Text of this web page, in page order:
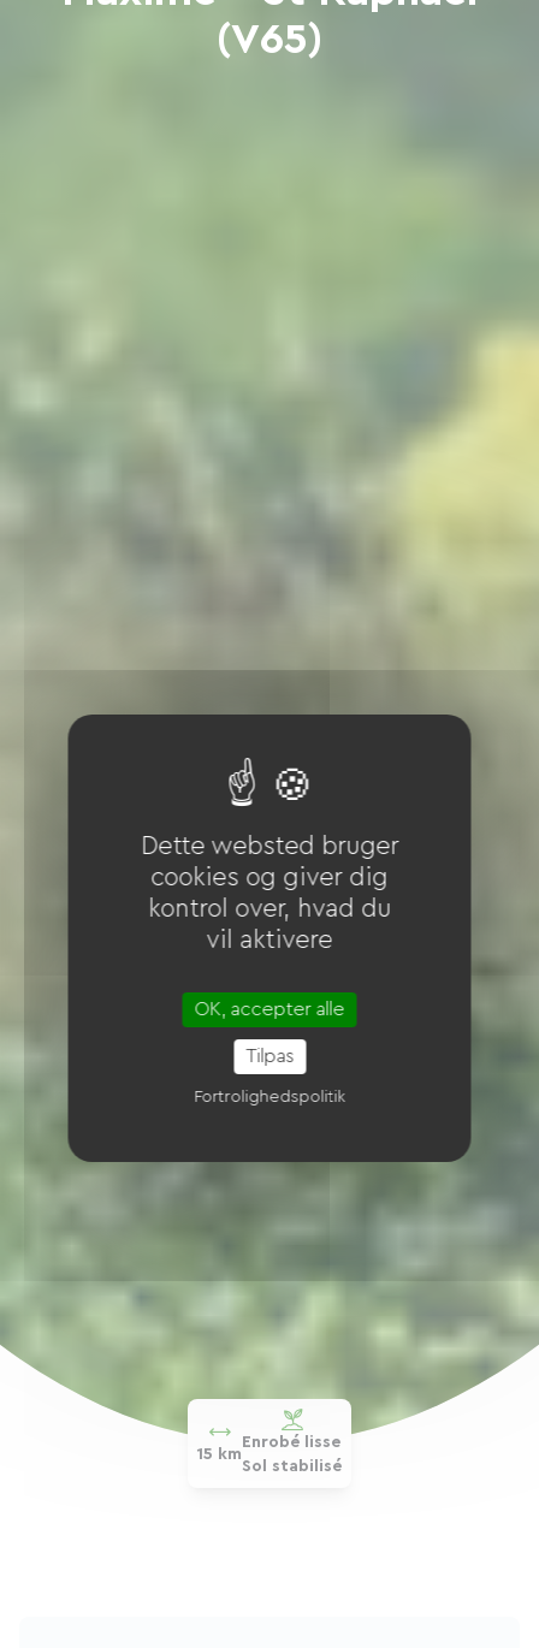
(V65)
15 km
Enrobé lisse
Sol stabilisé
Dette websted bruger
cookies og giver dig
kontrol over, hvad du
vil aktivere
OK, accepter alle
Tilpas
Fortrolighedspolitik